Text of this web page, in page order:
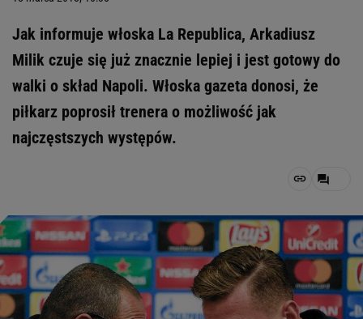
Jak informuje włoska La Republica, Arkadiusz
Milik czuje się już znacznie lepiej i jest gotowy do
walki o skład Napoli. Włoska gazeta donosi, że
piłkarz poprosił trenera o możliwość jak
najczęstszych występów.